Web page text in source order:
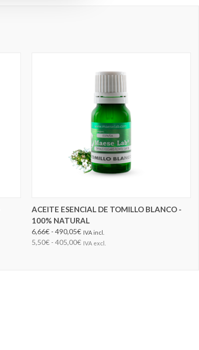
ELEGIR OPCIONES
ACEITE ESENCIAL DE TOMILLO BLANCO -
100% NATURAL
6,66€ - 490,05€ IVA incl.
5,50€ - 405,00€ IVA excl.